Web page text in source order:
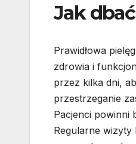
Jak
Prawidłowa
zdrowia i
przez kilka dni,
przestrzeganie
Pacjenci powinni
Regularne